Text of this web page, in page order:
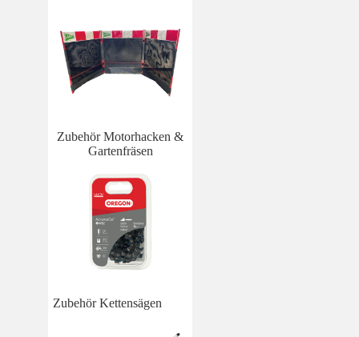
Zubehör Motorhacken &
Gartenfräsen
Zubehör Kettensägen